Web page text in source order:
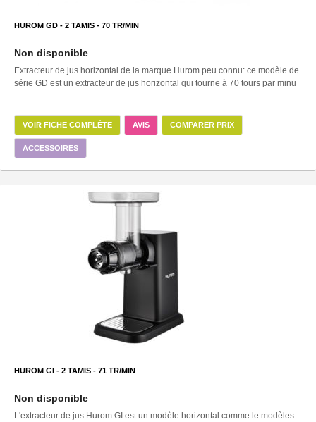
HUROM GD - 2 TAMIS - 70 TR/MIN
Non disponible
Extracteur de jus horizontal de la marque Hurom peu connu: ce modèle de
série GD est un extracteur de jus horizontal qui tourne à 70 tours par minu
VOIR FICHE COMPLÈTE AVIS COMPARER PRIX
ACCESSOIRES
HUROM GI - 2 TAMIS - 71 TR/MIN
Non disponible
L'extracteur de jus Hurom GI est un modèle horizontal comme le modèles